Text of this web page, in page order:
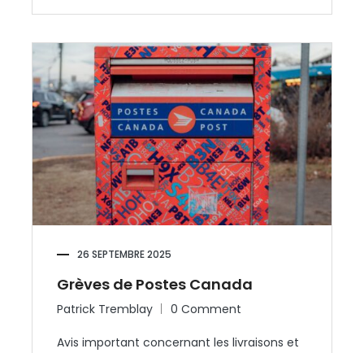
26 SEPTEMBRE 2025
Grèves de Postes Canada
Patrick Tremblay 0 Comment
Avis important concernant les livraisons et